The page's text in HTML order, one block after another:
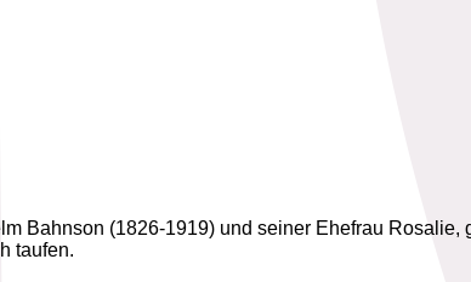
Bahnson (1826-1919) und seiner Ehefrau Rosalie,
taufen.